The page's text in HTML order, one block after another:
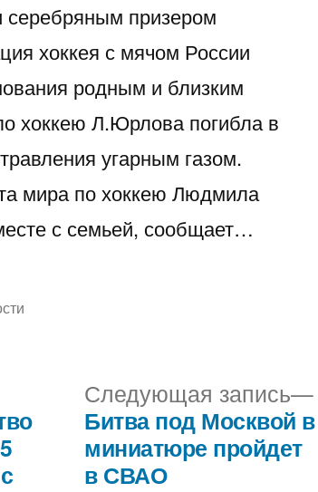
серебряным призером
хоккея с мячом России
родным и близким
хоккею Л.Юрлова погибла в
угарным газом.
мира по хоккею Людмила
с семьей, сообщает…
Следующая запись
Битва под Москвой в
миниатюре пройдет
в СВАО